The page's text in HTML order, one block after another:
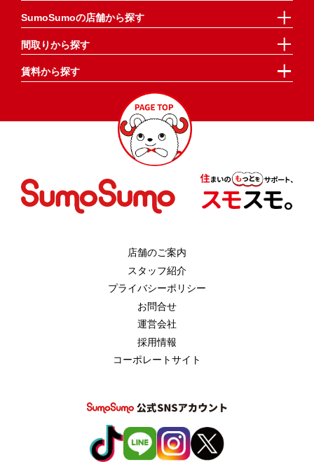
SumoSumoの店舗から探す
間取りから探す
賃料から探す
店舗のご案内
スタッフ紹介
プライバシーポリシー
お問合せ
運営会社
採用情報
コーポレートサイト